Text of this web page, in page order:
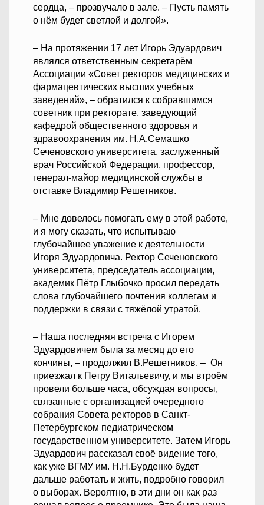
сердца, – прозвучало в зале. – Пусть память
о нём будет светлой и долгой».
– На протяжении 17 лет Игорь Эдуардович
являлся ответственным секретарём
Ассоциации «Совет ректоров медицинских и
фармацевтических высших учебных
заведений», – обратился к собравшимся
советник при ректорате, заведующий
кафедрой общественного здоровья и
здравоохранения им. Н.А.Семашко
Сеченовского университета, заслуженный
врач Российской Федерации, профессор,
генерал-майор медицинской службы в
отставке Владимир Решетников.
– Мне довелось помогать ему в этой работе,
и я могу сказать, что испытываю
глубочайшее уважение к деятельности
Игоря Эдуардовича. Ректор Сеченовского
университета, председатель ассоциации,
академик Пётр Глыбочко просил передать
слова глубочайшего почтения коллегам и
поддержки в связи с тяжёлой утратой.
– Наша последняя встреча с Игорем
Эдуардовичем была за месяц до его
кончины, – продолжил В.Решетников. – Он
приезжал к Петру Витальевичу, и мы втроём
провели больше часа, обсуждая вопросы,
связанные с организацией очередного
собрания Совета ректоров в Санкт-
Петербургском педиатрическом
государственном университете. Затем Игорь
Эдуардович рассказал своё видение того,
как уже ВГМУ им. Н.Н.Бурденко будет
дальше работать и жить, подробно говорил
о выборах. Вероятно, в эти дни он как раз